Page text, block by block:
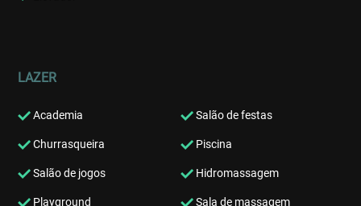
LAZER
Academia Salão de festas
Churrasqueira Piscina
Salão de jogos Hidromassagem
Playground Sala de massagem